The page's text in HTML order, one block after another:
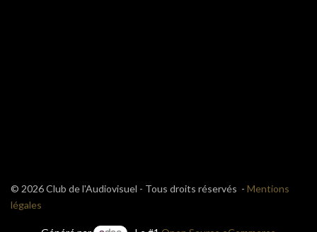
© 2026 Club de l'Audiovisuel - Tous droits réservés - Mentions
légales